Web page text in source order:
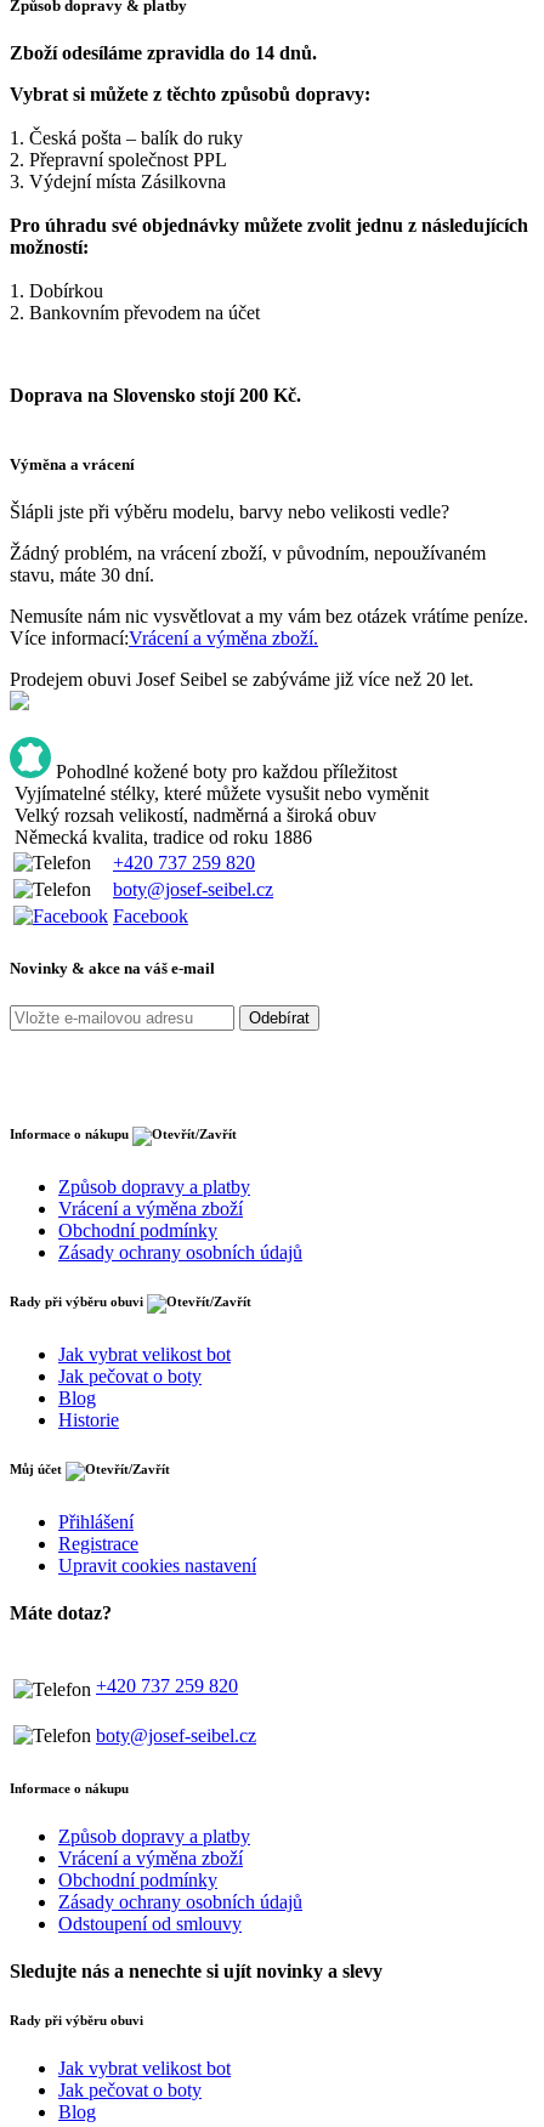
Způsob dopravy & platby
Zboží odesíláme zpravidla do 14 dnů.
Vybrat si můžete z těchto způsobů dopravy:
1. Česká pošta – balík do ruky
2. Přepravní společnost PPL
3. Výdejní místa Zásilkovna
Pro úhradu své objednávky můžete zvolit jednu z následujících
možností:
1. Dobírkou
2. Bankovním převodem na účet
Doprava na Slovensko stojí 200 Kč.
Výměna a vrácení
Šlápli jste při výběru modelu, barvy nebo velikosti vedle?
Žádný problém, na vrácení zboží, v původním, nepoužívaném
stavu, máte 30 dní.
Nemusíte nám nic vysvětlovat a my vám bez otázek vrátíme peníze.
Více informací:Vrácení a výměna zboží.
Prodejem obuvi Josef Seibel se zabýváme již více než 20 let.
Pohodlné kožené boty pro každou příležitost
Vyjímatelné stélky, které můžete vysušit nebo vyměnit
Velký rozsah velikostí, nadměrná a široká obuv
Německá kvalita, tradice od roku 1886
+420 737 259 820
boty@josef-seibel.cz
Facebook
Novinky & akce na váš e-mail
Informace o nákupu
Způsob dopravy a platby
Vrácení a výměna zboží
Obchodní podmínky
Zásady ochrany osobních údajů
Rady při výběru obuvi
Jak vybrat velikost bot
Jak pečovat o boty
Blog
Historie
Můj účet
Přihlášení
Registrace
Upravit cookies nastavení
Máte dotaz?
+420 737 259 820
boty@josef-seibel.cz
Informace o nákupu
Způsob dopravy a platby
Vrácení a výměna zboží
Obchodní podmínky
Zásady ochrany osobních údajů
Odstoupení od smlouvy
Sledujte nás a nenechte si ujít novinky a slevy
Rady při výběru obuvi
Jak vybrat velikost bot
Jak pečovat o boty
Blog